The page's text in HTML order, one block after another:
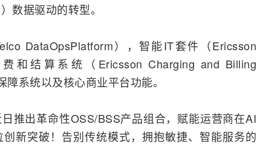
数据驱动的转型。
DataOpsPlatform），智能IT套件（Ericsson
和结算系统（Ericsson Charging and Billing
系统以及核心商业平台功能。
推出革命性OSS/BSS产品组合，赋能运营商在AI
新突破！告别传统模式，拥抱敏捷、智能服务的